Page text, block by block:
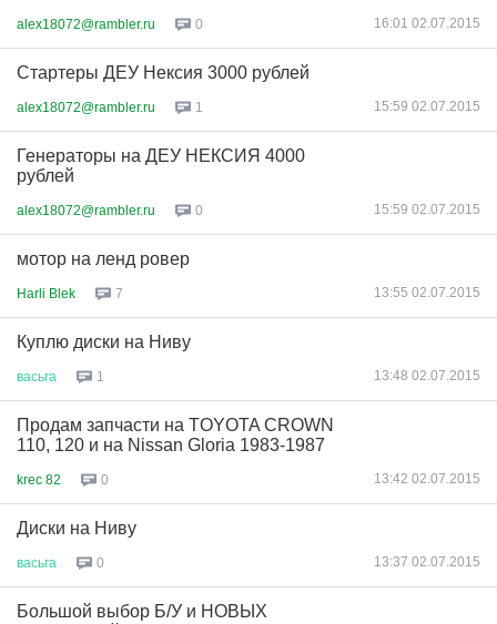
alex18072@rambler.ru 0 16:01 02.07.2015
Стартеры ДЕУ Нексия 3000 рублей
alex18072@rambler.ru 1 15:59 02.07.2015
Генераторы на ДЕУ НЕКСИЯ 4000
рублей
alex18072@rambler.ru 0 15:59 02.07.2015
мотор на ленд ровер
Harli Blek 7 13:55 02.07.2015
Куплю диски на Ниву
васьга 1 13:48 02.07.2015
Продам запчасти на TOYOTA CROWN
110, 120 и на Nissan Gloria 1983-1987
krec 82 0 13:42 02.07.2015
Диски на Ниву
васьга 0 13:37 02.07.2015
Большой выбор Б/У и НОВЫХ